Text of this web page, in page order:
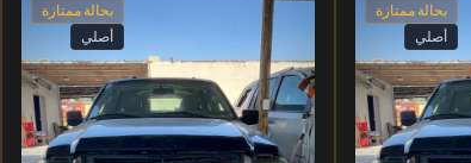
بحالة ممتازة
أصلي
بحالة ممتازة
أصلي